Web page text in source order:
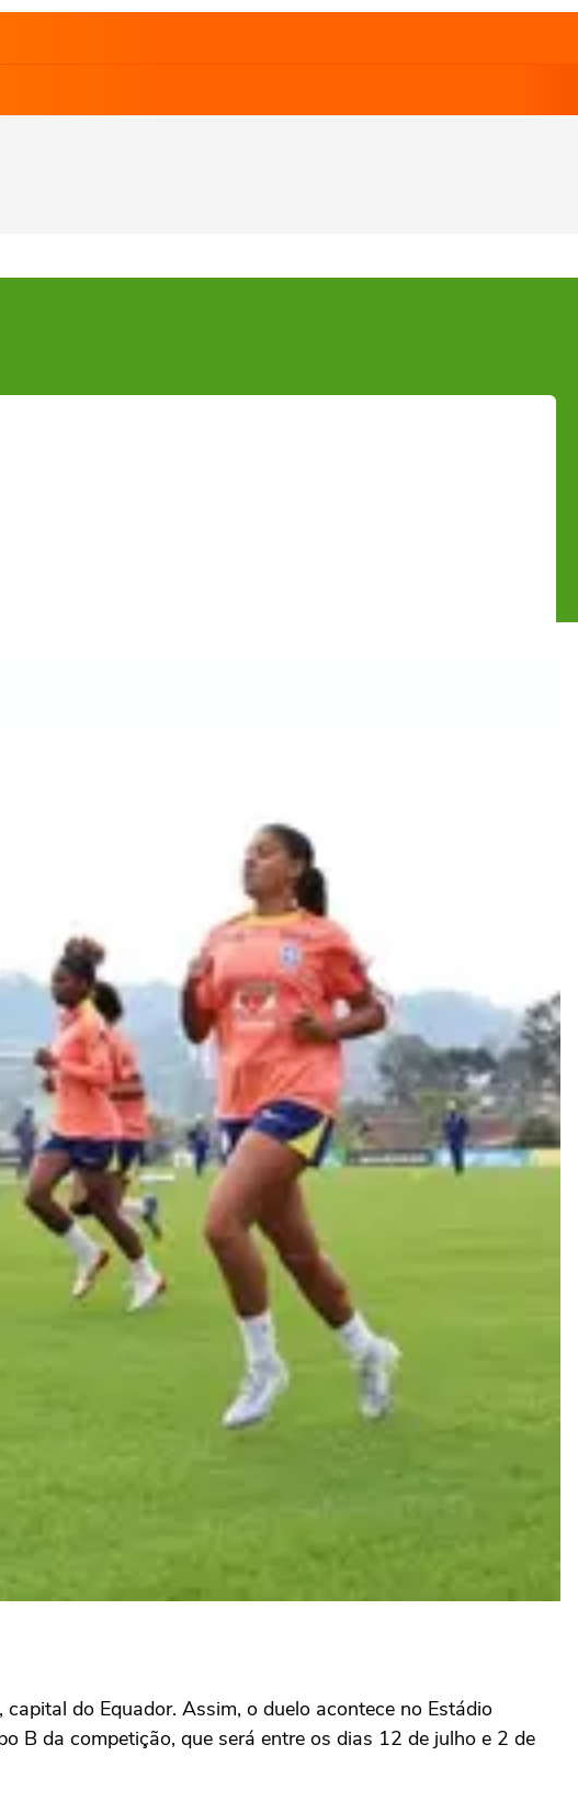
do Equador. Assim, o duelo acontece no Estádio
B da competição, que será entre os dias 12 de julho e 2 de